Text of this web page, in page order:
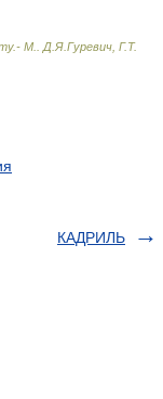
М.
Д.Я.Гуревич, Г.Т.
КАДРИЛЬ